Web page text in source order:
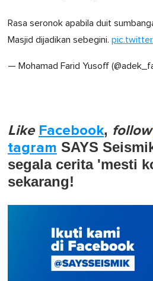
Rasa seronok apabila duit
Masjid dijadikan sebegini.
— Mohamad Farid Yusoff
Like Facebook, follow
tagram SAYS
segala cerita 'mesti
sekarang!